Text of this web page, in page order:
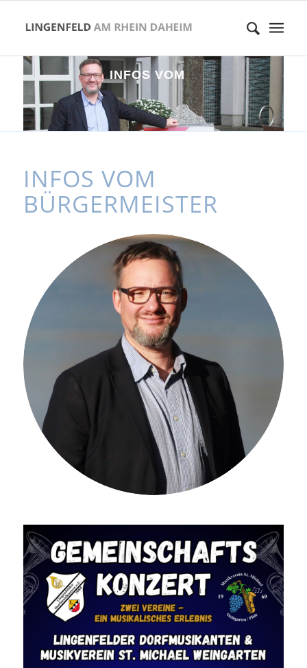
INFOS VOM
BÜ E RMEI
INFOS VOM
BÜRGERMEISTER